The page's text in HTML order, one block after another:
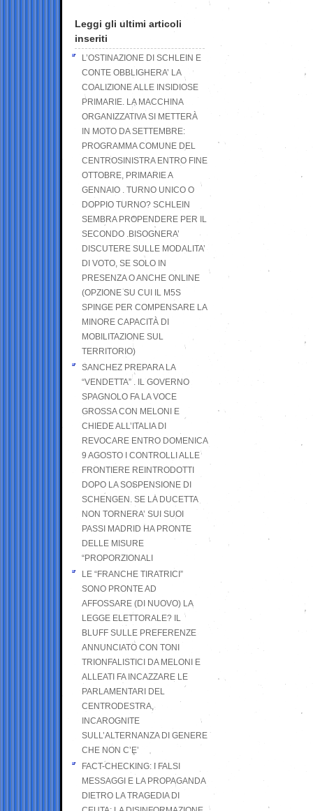
Leggi gli ultimi articoli
inseriti
L’OSTINAZIONE DI SCHLEIN E
CONTE OBBLIGHERA’ LA
COALIZIONE ALLE INSIDIOSE
PRIMARIE. LA MACCHINA
ORGANIZZATIVA SI METTERÀ
IN MOTO DA SETTEMBRE:
PROGRAMMA COMUNE DEL
CENTROSINISTRA ENTRO FINE
OTTOBRE, PRIMARIE A
GENNAIO . TURNO UNICO O
DOPPIO TURNO? SCHLEIN
SEMBRA PROPENDERE PER IL
SECONDO .BISOGNERA’
DISCUTERE SULLE MODALITA’
DI VOTO, SE SOLO IN
PRESENZA O ANCHE ONLINE
(OPZIONE SU CUI IL M5S
SPINGE PER COMPENSARE LA
MINORE CAPACITÀ DI
MOBILITAZIONE SUL
TERRITORIO)
SANCHEZ PREPARA LA
“VENDETTA” . IL GOVERNO
SPAGNOLO FA LA VOCE
GROSSA CON MELONI E
CHIEDE ALL’ITALIA DI
REVOCARE ENTRO DOMENICA
9 AGOSTO I CONTROLLI ALLE
FRONTIERE REINTRODOTTI
DOPO LA SOSPENSIONE DI
SCHENGEN. SE LA DUCETTA
NON TORNERA’ SUI SUOI
PASSI MADRID HA PRONTE
DELLE MISURE
“PROPORZIONALI
LE “FRANCHE TIRATRICI”
SONO PRONTE AD
AFFOSSARE (DI NUOVO) LA
LEGGE ELETTORALE? IL
BLUFF SULLE PREFERENZE
ANNUNCIATO CON TONI
TRIONFALISTICI DA MELONI E
ALLEATI FA INCAZZARE LE
PARLAMENTARI DEL
CENTRODESTRA,
INCAROGNITE
SULL’ALTERNANZA DI GENERE
CHE NON C’E’
FACT-CHECKING: I FALSI
MESSAGGI E LA PROPAGANDA
DIETRO LA TRAGEDIA DI